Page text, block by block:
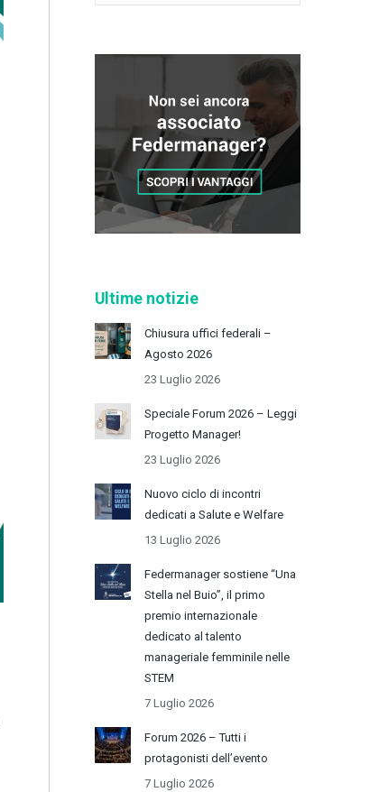
Ultime notizie
Chiusura uffici federali –
Agosto 2026
23 Luglio 2026
Speciale Forum 2026 – Leggi
Progetto Manager!
23 Luglio 2026
Nuovo ciclo di incontri
dedicati a Salute e Welfare
13 Luglio 2026
Federmanager sostiene “Una
Stella nel Buio”, il primo
premio internazionale
dedicato al talento
manageriale femminile nelle
STEM
7 Luglio 2026
Forum 2026 – Tutti i
protagonisti dell’evento
7 Luglio 2026